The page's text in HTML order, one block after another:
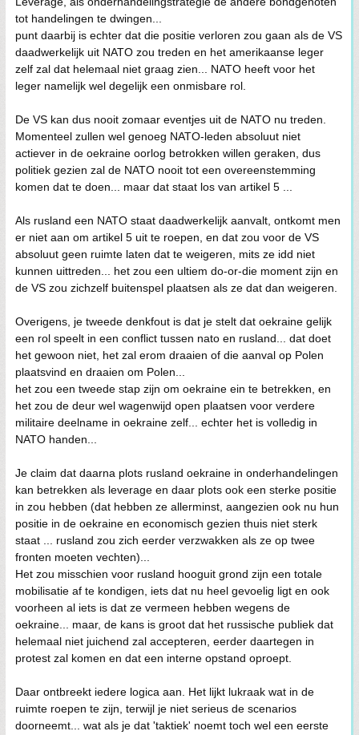
tot handelingen te dwingen...
punt daarbij is echter dat die positie verloren zou gaan als de VS
daadwerkelijk uit NATO zou treden en het amerikaanse leger
zelf zal dat helemaal niet graag zien... NATO heeft voor het
leger namelijk wel degelijk een onmisbare rol.
De VS kan dus nooit zomaar eventjes uit de NATO nu treden.
Momenteel zullen wel genoeg NATO-leden absoluut niet
actiever in de oekraine oorlog betrokken willen geraken, dus
politiek gezien zal de NATO nooit tot een overeenstemming
komen dat te doen... maar dat staat los van artikel 5 ...
Als rusland een NATO staat daadwerkelijk aanvalt, ontkomt men
er niet aan om artikel 5 uit te roepen, en dat zou voor de VS
absoluut geen ruimte laten dat te weigeren, mits ze idd niet
kunnen uittreden... het zou een ultiem do-or-die moment zijn en
de VS zou zichzelf buitenspel plaatsen als ze dat dan weigeren.
Overigens, je tweede denkfout is dat je stelt dat oekraine gelijk
een rol speelt in een conflict tussen nato en rusland... dat doet
het gewoon niet, het zal erom draaien of die aanval op Polen
plaatsvind en draaien om Polen...
het zou een tweede stap zijn om oekraine ein te betrekken, en
het zou de deur wel wagenwijd open plaatsen voor verdere
militaire deelname in oekraine zelf... echter het is volledig in
NATO handen...
Je claim dat daarna plots rusland oekraine in onderhandelingen
kan betrekken als leverage en daar plots ook een sterke positie
in zou hebben (dat hebben ze allerminst, aangezien ook nu hun
positie in de oekraine en economisch gezien thuis niet sterk
staat ... rusland zou zich eerder verzwakken als ze op twee
fronten moeten vechten)...
Het zou misschien voor rusland hooguit grond zijn een totale
mobilisatie af te kondigen, iets dat nu heel gevoelig ligt en ook
voorheen al iets is dat ze vermeen hebben wegens de
oekraine... maar, de kans is groot dat het russische publiek dat
helemaal niet juichend zal accepteren, eerder daartegen in
protest zal komen en dat een interne opstand oproept.
Daar ontbreekt iedere logica aan. Het lijkt lukraak wat in de
ruimte roepen te zijn, terwijl je niet serieus de scenarios
doorneemt... wat als je dat 'taktiek' noemt toch wel een eerste